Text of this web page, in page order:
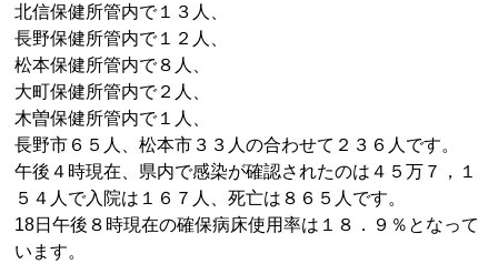
北信保健所管内で１３人、
長野保健所管内で１２人、
松本保健所管内で８人、
大町保健所管内で２人、
木曽保健所管内で１人、
長野市６５人、松本市３３人の合わせて２３６人です。
午後４時現在、県内で感染が確認されたのは４５万７，１
５４人で入院は１６７人、死亡は８６５人です。
18日午後８時現在の確保病床使用率は１８．９％となって
います。